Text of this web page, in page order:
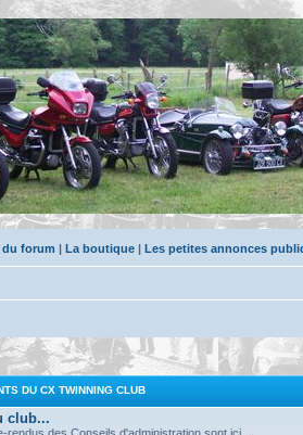
du forum | La boutique | Les petites annonces
DU CX TWINNING CLUB
club...
rendus des Conseils d'administration sont ici...